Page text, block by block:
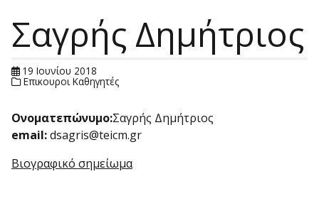
Σαγρής Δημήτριος
19 Ιουνίου 2018
Επικουροι Καθηγητές
Ονοματεπώνυμο:Σαγρής Δημήτριος
email:dsagris@teicm.gr
Βιογραφικό σημείωμα